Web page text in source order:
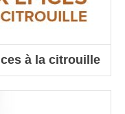
à la citrouille